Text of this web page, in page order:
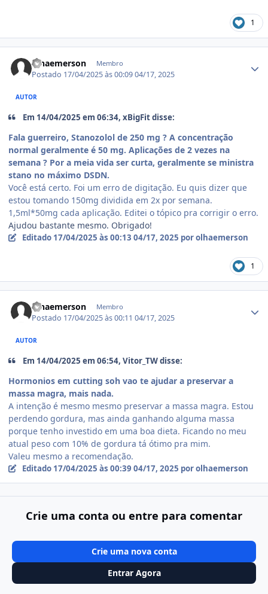
1
olhaemerson Membro
Postado 17/04/2025 às 00:0904/17, 2025
AUTOR
Em 14/04/2025 em 06:34, xBigFit disse:
Fala guerreiro, Stanozolol de 250 mg ? A concentração
normal geralmente é 50 mg. Aplicações de 2 vezes na
semana ? Por a meia vida ser curta, geralmente se ministra
stano no máximo DSDN.
Você está certo. Foi um erro de digitação. Eu quis dizer que
estou tomando 150mg dividida em 2x por semana.
1,5ml*50mg cada aplicação. Editei o tópico pra corrigir o erro.
Ajudou bastante mesmo. Obrigado!
Editado 17/04/2025 às 00:13 04/17, 2025 por olhaemerson
1
olhaemerson Membro
Postado 17/04/2025 às 00:1104/17, 2025
AUTOR
Em 14/04/2025 em 06:54, Vitor_TW disse:
Hormonios em cutting soh vao te ajudar a preservar a
massa magra, mais nada.
A intenção é mesmo mesmo preservar a massa magra. Estou
perdendo gordura, mas ainda ganhando alguma massa
porque tenho investido em uma boa dieta. Ficando no meu
atual peso com 10% de gordura tá ótimo pra mim.
Valeu mesmo a recomendação.
Editado 17/04/2025 às 00:39 04/17, 2025 por olhaemerson
Crie uma conta ou entre para comentar
Crie uma nova conta
Entrar Agora